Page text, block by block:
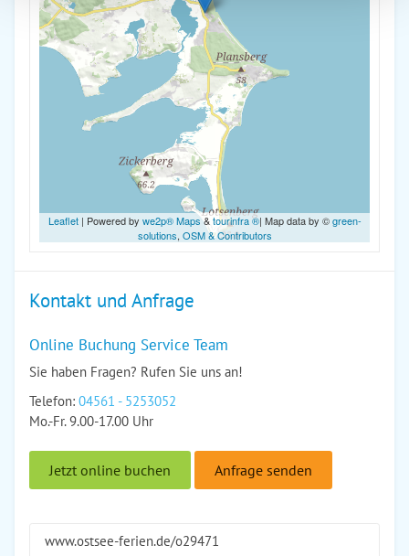
Leaflet| Powered by we2p® Maps&tourinfra ®| Map data by ©green-
solutions, OSM & Contributors
Kontakt und Anfrage
Online Buchung Service Team
Sie haben Fragen? Rufen Sie uns an!
Telefon: 04561 - 5253052
Mo.-Fr. 9.00-17.00 Uhr
Jetzt online buchen Anfrage senden
www.ostsee-ferien.de/o29471